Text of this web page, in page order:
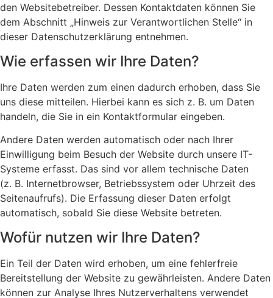
den Websitebetreiber. Dessen Kontaktdaten können Sie
dem Abschnitt „Hinweis zur Verantwortlichen Stelle“ in
dieser Datenschutzerklärung entnehmen.
Wie erfassen wir Ihre Daten?
Ihre Daten werden zum einen dadurch erhoben, dass Sie
uns diese mitteilen. Hierbei kann es sich z. B. um Daten
handeln, die Sie in ein Kontaktformular eingeben.
Andere Daten werden automatisch oder nach Ihrer
Einwilligung beim Besuch der Website durch unsere IT-
Systeme erfasst. Das sind vor allem technische Daten
(z. B. Internetbrowser, Betriebssystem oder Uhrzeit des
Seitenaufrufs). Die Erfassung dieser Daten erfolgt
automatisch, sobald Sie diese Website betreten.
Wofür nutzen wir Ihre Daten?
Ein Teil der Daten wird erhoben, um eine fehlerfreie
Bereitstellung der Website zu gewährleisten. Andere Daten
können zur Analyse Ihres Nutzerverhaltens verwendet